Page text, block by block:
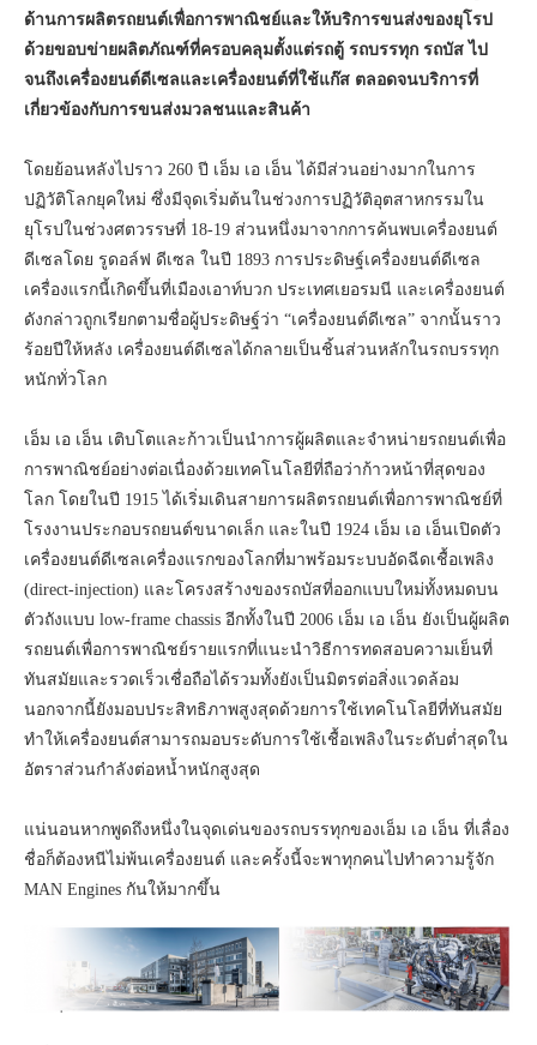
ด้านการผลิตรถยนต์เพื่อการพาณิชย์และให้บริการขนส่งของยุโรป
ด้วยขอบข่ายผลิตภัณฑ์ที่ครอบคลุมตั้งแต่รถตู้ รถบรรทุก รถบัส ไป
จนถึงเครื่องยนต์ดีเซลและเครื่องยนต์ที่ใช้แก๊ส ตลอดจนบริการที่
เกี่ยวข้องกับการขนส่งมวลชนและสินค้า
โดยย้อนหลังไปราว 260 ปี เอ็ม เอ เอ็น ได้มีส่วนอย่างมากในการ
ปฏิวัติโลกยุคใหม่ ซึ่งมีจุดเริ่มต้นในช่วงการปฏิวัติอุตสาหกรรมใน
ยุโรปในช่วงศตวรรษที่ 18-19 ส่วนหนึ่งมาจากการค้นพบเครื่องยนต์
ดีเซลโดย รูดอล์ฟ ดีเซล ในปี 1893 การประดิษฐ์เครื่องยนต์ดีเซล
เครื่องแรกนี้เกิดขึ้นที่เมืองเอาท์บวก ประเทศเยอรมนี และเครื่องยนต์
ดังกล่าวถูกเรียกตามชื่อผู้ประดิษฐ์ว่า “เครื่องยนต์ดีเซล” จากนั้นราว
ร้อยปีให้หลัง เครื่องยนต์ดีเซลได้กลายเป็นชิ้นส่วนหลักในรถบรรทุก
หนักทั่วโลก
เอ็ม เอ เอ็น เติบโตและก้าวเป็นนำการผู้ผลิตและจำหน่ายรถยนต์เพื่อ
การพาณิชย์อย่างต่อเนื่องด้วยเทคโนโลยีที่ถือว่าก้าวหน้าที่สุดของ
โลก โดยในปี 1915 ได้เริ่มเดินสายการผลิตรถยนต์เพื่อการพาณิชย์ที่
โรงงานประกอบรถยนต์ขนาดเล็ก และในปี 1924 เอ็ม เอ เอ็นเปิดตัว
เครื่องยนต์ดีเซลเครื่องแรกของโลกที่มาพร้อมระบบอัดฉีดเชื้อเพลิง
(direct-injection) และโครงสร้างของรถบัสที่ออกแบบใหม่ทั้งหมดบน
ตัวถังแบบ low-frame chassis อีกทั้งในปี 2006 เอ็ม เอ เอ็น ยังเป็นผู้ผลิต
รถยนต์เพื่อการพาณิชย์รายแรกที่แนะนำวิธีการทดสอบความเย็นที่
ทันสมัยและรวดเร็วเชื่อถือได้รวมทั้งยังเป็นมิตรต่อสิ่งแวดล้อม
นอกจากนี้ยังมอบประสิทธิภาพสูงสุดด้วยการใช้เทคโนโลยีที่ทันสมัย
ทำให้เครื่องยนต์สามารถมอบระดับการใช้เชื้อเพลิงในระดับต่ำสุดใน
อัตราส่วนกำลังต่อหน้ำหนักสูงสุด
แน่นอนหากพูดถึงหนึ่งในจุดเด่นของรถบรรทุกของเอ็ม เอ เอ็น ที่เลื่อง
ชื่อก็ต้องหนีไม่พ้นเครื่องยนต์ และครั้งนี้จะพาทุกคนไปทำความรู้จัก
MAN Engines กันให้มากขึ้น